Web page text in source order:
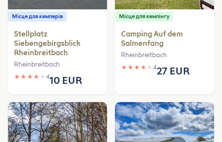
Місце для кемперів
Stellplatz
Siebengebirgsblick
Rheinbreitbach
Rheinbreitbach
★ ★ ★ ★ ★ 410 EUR
Місце для кемпінгу
Camping Auf dem
Salmenfang
Rheinbreitbach
★ ★ ★ ★ ★ 427 EUR